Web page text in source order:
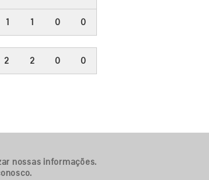
1 1 0 0
2 2 0 0
nossas informações.